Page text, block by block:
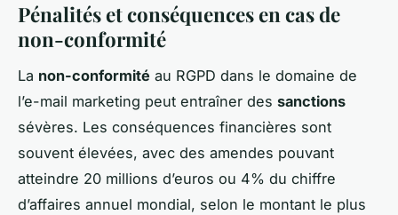
Pénalités et conséquences en cas de
non-conformité
La non-conformité au RGPD dans le domaine de
l’e-mail marketing peut entraîner des sanctions
sévères. Les conséquences financières sont
souvent élevées, avec des amendes pouvant
atteindre 20 millions d’euros ou 4% du chiffre
d’affaires annuel mondial, selon le montant le plus